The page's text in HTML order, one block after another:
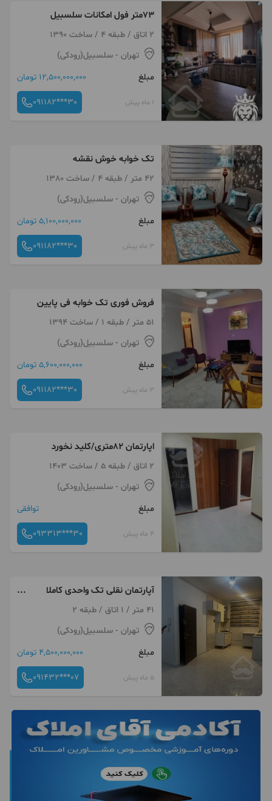
۷۳متر فول امکانات سلسبیل
2 اتاق / طبقه 4 / ساخت 1390
تهران - سلسبیل(رودکی)
مبلغ
12,500,000,000 تومان
1 ماه پیش 091182***30
تک خوابه خوش نقشه
42 متر / طبقه 4 / ساخت 1380
تهران - سلسبیل(رودکی)
مبلغ
5,100,000,000 تومان
3 ماه پیش 091182***30
فروش فوری تک خوابه فی پایین
51 متر / طبقه 1 / ساخت 1394
تهران - سلسبیل(رودکی)
مبلغ
5,600,000,000 تومان
3 ماه پیش 091182***30
اپارتمان ۸۲متری/کلید نخورد
2 اتاق / طبقه 5 / ساخت 1403
تهران - سلسبیل(رودکی)
مبلغ
توافقی
4 ماه پیش 093313***30
آپارتمان نقلی تک واحدی کاملا
بازسازی شده بالای سپه
41 متر / 1 اتاق / طبقه 2
تهران - سلسبیل(رودکی)
مبلغ
4,500,000,000 تومان
5 ماه پیش 091432***07